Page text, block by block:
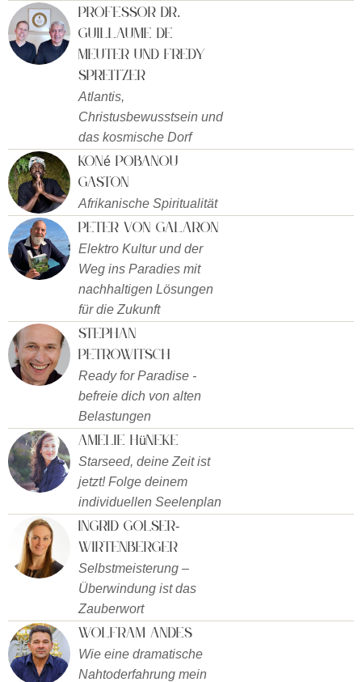
Professor Dr.
Guillaume De
Meuter und Fredy
Spreitzer
Atlantis,
Christusbewusstsein und
das kosmische Dorf
Koné Pobanou
Gaston
Afrikanische Spiritualität
Peter von Galaron
Elektro Kultur und der
Weg ins Paradies mit
nachhaltigen Lösungen
für die Zukunft
Stephan
Petrowitsch
Ready for Paradise -
befreie dich von alten
Belastungen
Amelie Hüneke
Starseed, deine Zeit ist
jetzt! Folge deinem
individuellen Seelenplan
Ingrid Golser-
Wirtenberger
Selbstmeisterung –
Überwindung ist das
Zauberwort
Wolfram Andes
Wie eine dramatische
Nahtoderfahrung mein